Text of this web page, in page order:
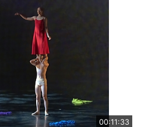
00:11:33